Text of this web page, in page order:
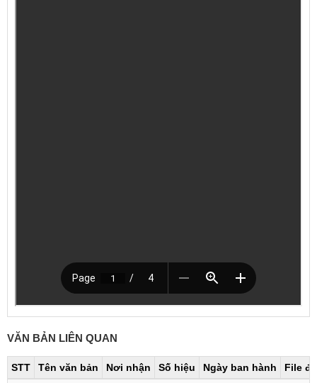
VĂN BẢN LIÊN QUAN
STT Tên văn bản Nơi nhận Số hiệu Ngày ban hành
File